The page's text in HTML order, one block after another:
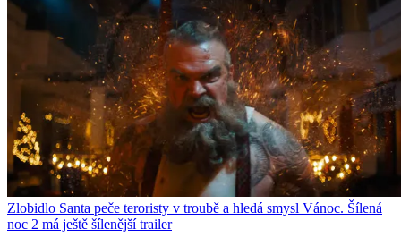
Zlobidlo Santa peče teroristy v troubě a hledá smysl Vánoc. Šílená
noc 2 má ještě šílenější trailer